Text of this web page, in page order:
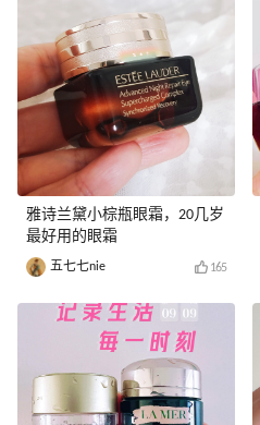
雅诗兰黛小棕瓶眼霜，20几岁
最好用的眼霜
五七七nie 165